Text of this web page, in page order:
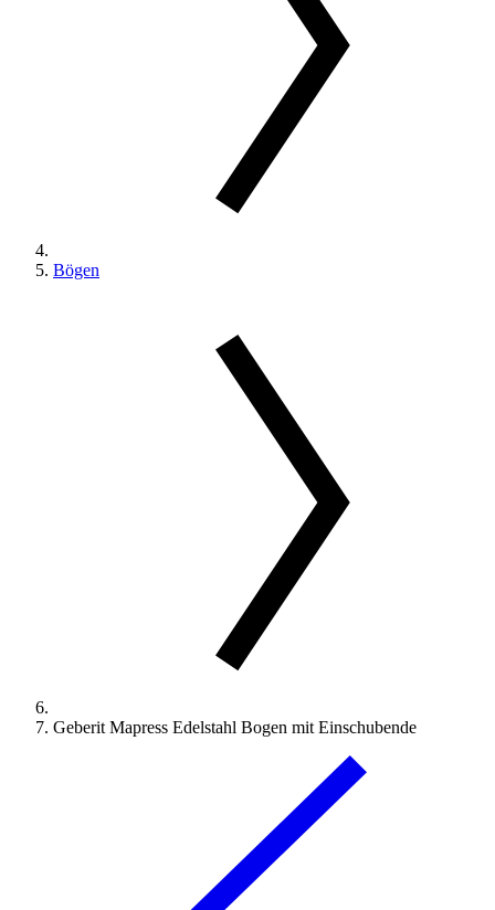
Bögen
Geberit Mapress Edelstahl Bogen mit Einschubende